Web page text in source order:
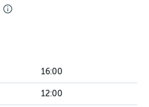
16:00
12:00